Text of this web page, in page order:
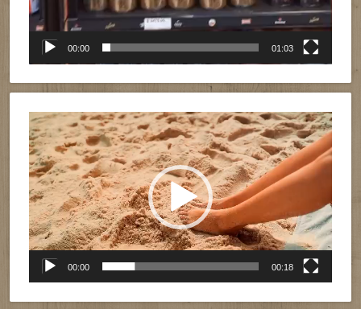
00:00 01:03
Reproductor
de
vídeo
00:00 00:18